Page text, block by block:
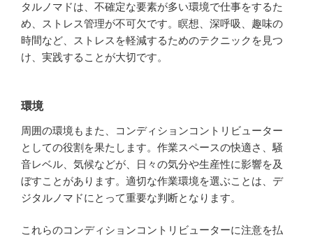
タルノマドは、不確定な要素が多い環境で仕事をするた
め、ストレス管理が不可欠です。瞑想、深呼吸、趣味の
時間など、ストレスを軽減するためのテクニックを見つ
け、実践することが大切です。
環境
周囲の環境もまた、コンディションコントリビューター
としての役割を果たします。作業スペースの快適さ、騒
音レベル、気候などが、日々の気分や生産性に影響を及
ぼすことがあります。適切な作業環境を選ぶことは、デ
ジタルノマドにとって重要な判断となります。
これらのコンディションコントリビューターに注意を払